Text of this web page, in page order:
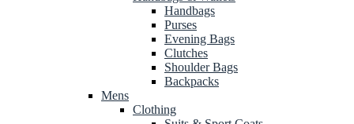
Handbags
Purses
Evening Bags
Clutches
Shoulder Bags
Backpacks
Mens
Clothing